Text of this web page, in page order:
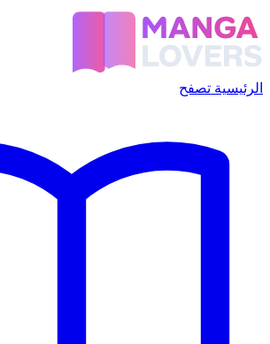
الرئيسية تصفح